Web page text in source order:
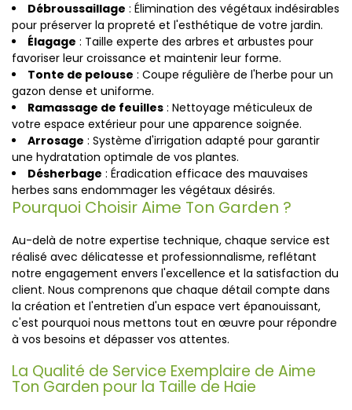
Débroussaillage : Élimination des végétaux indésirables
pour préserver la propreté et l'esthétique de votre jardin.
Élagage : Taille experte des arbres et arbustes pour
favoriser leur croissance et maintenir leur forme.
Tonte de pelouse : Coupe régulière de l'herbe pour un
gazon dense et uniforme.
Ramassage de feuilles : Nettoyage méticuleux de
votre espace extérieur pour une apparence soignée.
Arrosage : Système d'irrigation adapté pour garantir
une hydratation optimale de vos plantes.
Désherbage : Éradication efficace des mauvaises
herbes sans endommager les végétaux désirés.
Pourquoi Choisir Aime Ton Garden ?
Au-delà de notre expertise technique, chaque service est
réalisé avec délicatesse et professionnalisme, reflétant
notre engagement envers l'excellence et la satisfaction du
client. Nous comprenons que chaque détail compte dans
la création et l'entretien d'un espace vert épanouissant,
c'est pourquoi nous mettons tout en œuvre pour répondre
à vos besoins et dépasser vos attentes.
La Qualité de Service Exemplaire de Aime
Ton Garden pour la Taille de Haie